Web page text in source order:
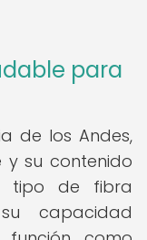
para
de los Andes,
su contenido
tipo de fibra
capacidad